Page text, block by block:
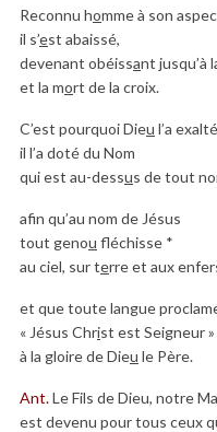
Reconnu homme à son
il s’est abaissé,
devenant obéissant jusqu’à
et la mort de la croix.
C’est pourquoi Dieu l’a
il l’a doté du Nom
qui est au-dessus de tout
afin qu’au nom de Jésus
tout genou fléchisse *
au ciel, sur terre et aux
et que toute langue
« Jésus Christ est Seigneur
à la gloire de Dieu le Père.
Ant.Le Fils de Dieu, notre
est devenu pour tous ceux